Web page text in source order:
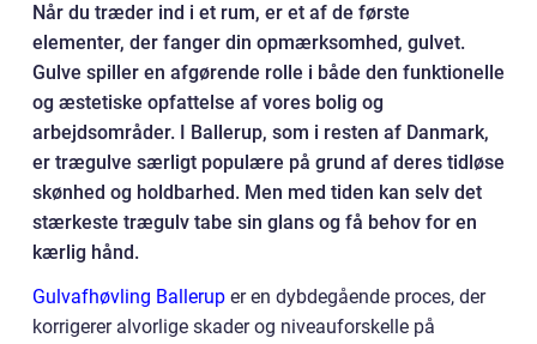
Når du træder ind i et rum, er et af de første
elementer, der fanger din opmærksomhed, gulvet.
Gulve spiller en afgørende rolle i både den funktionelle
og æstetiske opfattelse af vores bolig og
arbejdsområder. I Ballerup, som i resten af Danmark,
er trægulve særligt populære på grund af deres tidløse
skønhed og holdbarhed. Men med tiden kan selv det
stærkeste trægulv tabe sin glans og få behov for en
kærlig hånd.
Gulvafhøvling Ballerup er en dybdegående proces, der
korrigerer alvorlige skader og niveauforskelle på